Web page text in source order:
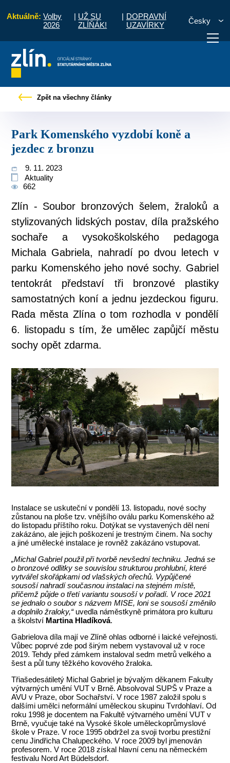
Aktuálně: Volby
2026
| UŽ SU
ZLÍŇÁK!
| DOPRAVNÍ
UZAVÍRKY
Česky
vyřídit Potřebuji zaplatit
Zpět na všechny články
Park Komenského vyzdobí koně a
jezdec z bronzu
9. 11. 2023
Aktuality
662
Zlín - Soubor bronzových šelem, žraloků a
stylizovaných lidských postav, díla pražského
sochaře a vysokoškolského pedagoga
Michala Gabriela, nahradí po dvou letech v
parku Komenského jeho nové sochy. Gabriel
tentokrát představí tři bronzové plastiky
samostatných koní a jednu jezdeckou figuru.
Rada města Zlína o tom rozhodla v pondělí
6. listopadu s tím, že umělec zapůjčí městu
sochy opět zdarma.
Instalace se uskuteční v pondělí 13. listopadu, nové sochy
zůstanou na ploše tzv. vnějšího oválu parku Komenského až
do listopadu příštího roku. Dotýkat se vystavených děl není
zakázáno, ale jejich poškození je trestným činem. Na sochy
a jiné umělecké instalace je rovněž zakázáno vstupovat.
„Michal Gabriel použil při tvorbě nevšední techniku. Jedná se
o bronzové odlitky se souvislou strukturou prohlubní, které
vytvářel skořápkami od vlašských ořechů. Vypůjčené
sousoší nahradí současnou instalaci na stejném místě,
přičemž půjde o třetí variantu sousoší v pořadí. V roce 2021
se jednalo o soubor s názvem MISE, loni se sousoší změnilo
a doplnilo žraloky,“ uvedla náměstkyně primátora pro kulturu
a školství Martina Hladíková.
Gabrielova díla mají ve Zlíně ohlas odborné i laické veřejnosti.
Vůbec poprvé zde pod širým nebem vystavoval už v roce
2019. Tehdy před zámkem instaloval sedm metrů velkého a
šest a půl tuny těžkého kovového žraloka.
Třiašedesátiletý Michal Gabriel je bývalým děkanem Fakulty
výtvarných umění VUT v Brně. Absolvoval SUPŠ v Praze a
AVU v Praze, obor Sochařství. V roce 1987 založil spolu s
dalšími umělci neformální uměleckou skupinu Tvrdohlaví. Od
roku 1998 je docentem na Fakultě výtvarného umění VUT v
Brně, vyučuje také na Vysoké škole uměleckoprůmyslové
škole v Praze. V roce 1995 obdržel za svoji tvorbu prestižní
cenu Jindřicha Chalupeckého. V roce 2009 byl jmenován
profesorem. V roce 2018 získal hlavní cenu na německém
festivalu Nord Art Büdelsdorf.